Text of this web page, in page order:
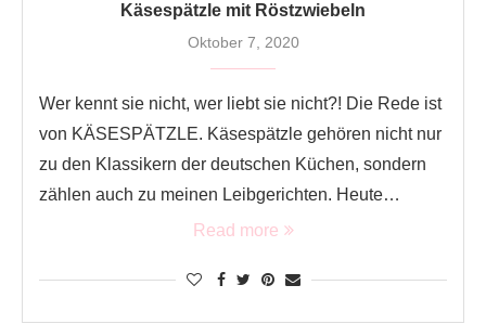
Käsespätzle mit Röstzwiebeln
Oktober 7, 2020
Wer kennt sie nicht, wer liebt sie nicht?! Die Rede ist
von KÄSESPÄTZLE. Käsespätzle gehören nicht nur
zu den Klassikern der deutschen Küchen, sondern
zählen auch zu meinen Leibgerichten. Heute…
Read more